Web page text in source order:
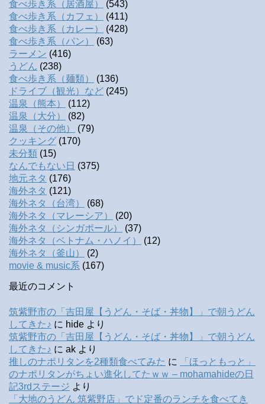
食べ歩き系（居酒屋）
(543)
食べ歩き系（カフェ）
(411)
食べ歩き系（カレー）
(428)
食べ歩き系（パン）
(63)
ラーメン (416)
うどん (238)
食べ歩き系（麺類）
(136)
ドライブ（観光）など (245)
温泉（熊本）
(112)
温泉（大分）
(82)
温泉（その他）
(79)
クッキング (170)
未分類 (15)
なんでもない日 (375)
地元ネタ (176)
海外ネタ (121)
海外ネタ（台湾）
(68)
海外ネタ（マレーシア）
(20)
海外ネタ（シンガポール）
(37)
海外ネタ（ベトナム・ハノイ）
(12)
海外ネタ（釜山）
(2)
movie & music系 (167)
最近のコメント
筑紫野市の「吉田屋【うどん・そば・丼物】」で朝うどん
してきた♪ に hide より
筑紫野市の「吉田屋【うどん・そば・丼物】」で朝うどん
してきた♪ に ak より
推しのナポリタンを2種類食べてみた に
「ほっともっと」
のナポリタンがちょい進化してたｗｗ – mohamahideの日
記3rdステージ より
「大地のうどん 筑紫野店」でド定番のランチを食べてき